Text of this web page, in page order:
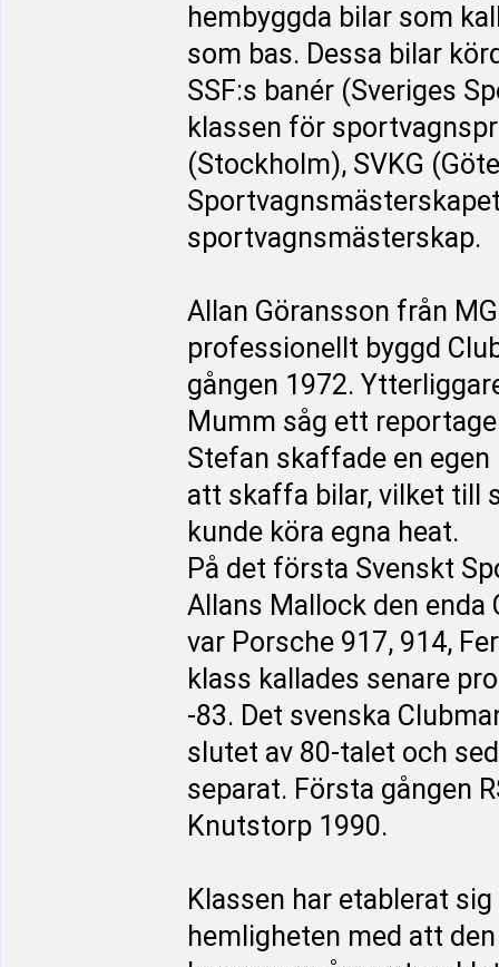
hembyggda bilar som
som bas. Dessa bilar
SSF:s banér (Sveriges
klassen för
(Stockholm), SVKG
sportvagnsmästerskap.
Allan Göransson från
professionellt byggd
gången 1972.
Mumm såg ett
Stefan skaffade en
att skaffa bilar, vilket till
kunde köra egna heat.
På det första Svenskt
Allans Mallock den enda
var Porsche 917, 914,
klass kallades senare
-83. Det svenska
slutet av 80-talet och
separat. Första gången
Knutstorp 1990.
Klassen har etablerat
hemligheten med att